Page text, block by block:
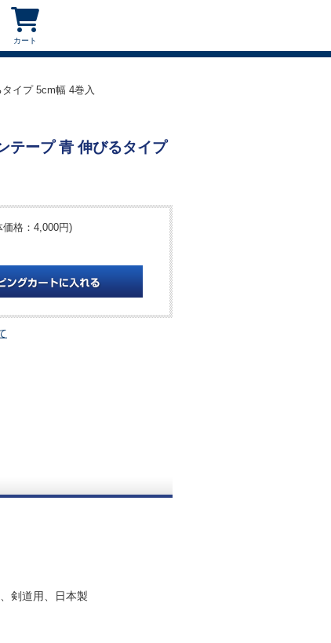
カート
イプ 5cm幅 4巻入
テープ 青 伸びるタイプ
価格：4,000円)
剣道用、日本製